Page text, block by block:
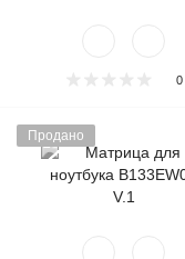
0
Продано